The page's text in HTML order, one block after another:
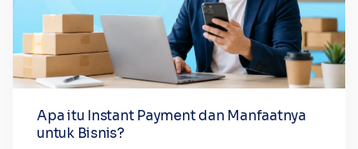
Apa itu Instant Payment dan Manfaatnya
untuk Bisnis?